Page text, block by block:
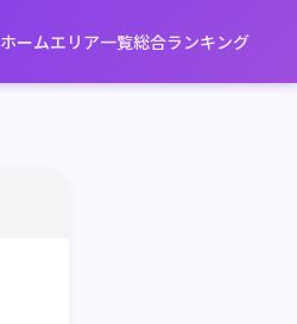
ホームエリア一覧総合ランキング